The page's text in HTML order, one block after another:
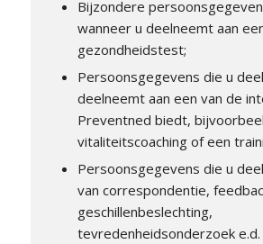
Bijzondere
wanneer u deelneemt aan
gezondheidstest;
Persoonsgegevens die u
deelneemt aan een van de
Preventned biedt,
vitaliteitscoaching of een
Persoonsgegevens die u
van correspondentie,
geschillenbeslechting,
tevredenheidsonderzoek e.d.